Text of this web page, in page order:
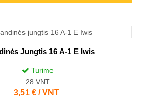
Jungtis 16 A-1 E Iwis
Turime
28 VNT
Kaina
3,51 € / VNT